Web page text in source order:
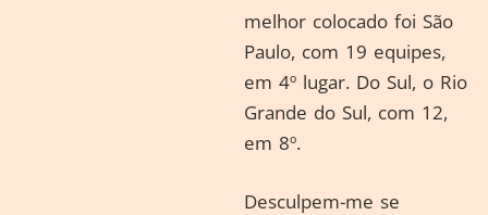
melhor colocado foi São
Paulo, com 19 equipes,
em 4º lugar. Do Sul, o Rio
Grande do Sul, com 12,
em 8º.
Desculpem-me se